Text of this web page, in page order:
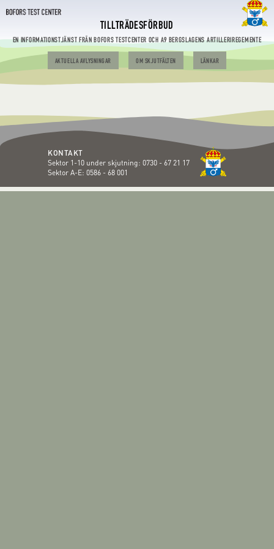
TILLTRÄDESFÖRBUD
EN INFORMATIONSTJÄNST FRÅN BOFORS TESTCENTER OCH A9 BERGSLAGENS ARTILLERIREGEMENTE
AKTUELLA AVLYSNINGAR OM SKJUTFÄLTEN LÄNKAR
KONTAKT
Sektor 1-10 under skjutning: 0730 - 67 21 17
Sektor A-E: 0586 - 68 001